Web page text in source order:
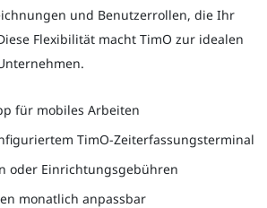
und Benutzerrollen, die Ihr
Flexibilität macht TimO zur idealen
für mobiles Arbeiten
TimO-Zeiterfassungsterminal
oder Einrichtungsgebühren
monatlich anpassbar